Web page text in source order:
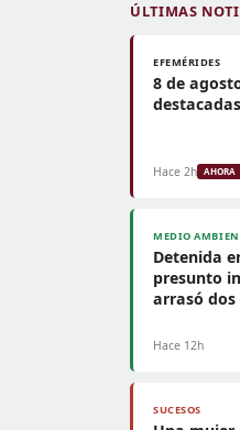
ÚLTIMAS
EFEMÉRIDES
8 de
Hace 2h AHORA
MEDIO
Detenida
presunto
arrasó
Hace 12h
SUCESOS